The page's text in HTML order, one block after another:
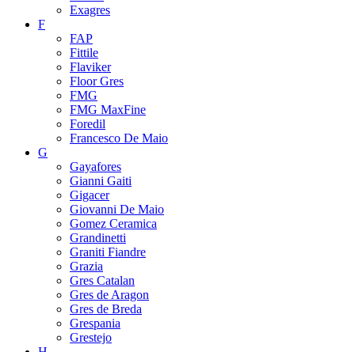
Exagres
F
FAP
Fittile
Flaviker
Floor Gres
FMG
FMG MaxFine
Foredil
Francesco De Maio
G
Gayafores
Gianni Gaiti
Gigacer
Giovanni De Maio
Gomez Ceramica
Grandinetti
Graniti Fiandre
Grazia
Gres Catalan
Gres de Aragon
Gres de Breda
Grespania
Grestejo